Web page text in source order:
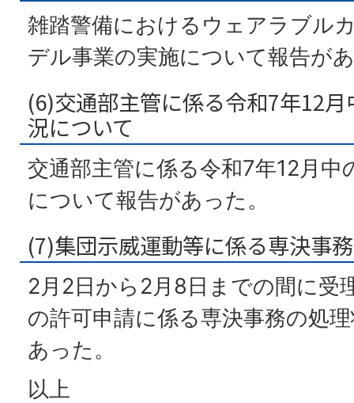
雑踏警備におけるウェアラブル
デル事業の実施について報告が
(6)交通部主管に係る令和7年12
況について
交通部主管に係る令和7年12月中
について報告があった。
(7)集団示威運動等に係る専決事
2月2日から2月8日までの間に受
の許可申請に係る専決事務の処
あった。
以上